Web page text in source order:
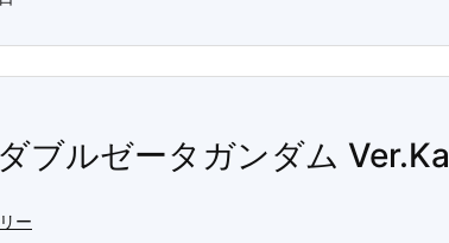
ブルゼータガンダム Ver.Ka
ー